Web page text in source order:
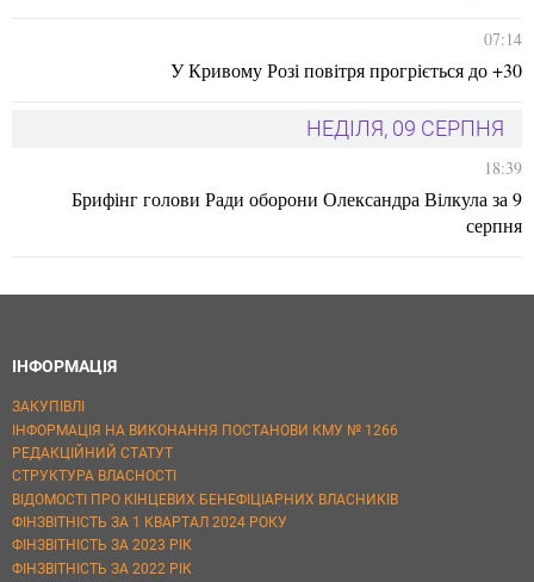
07:14
У Кривому Розі повітря прогріється до +30
НЕДІЛЯ, 09 СЕРПНЯ
18:39
Брифінг голови Ради оборони Олександра Вілкула за 9
серпня
ІНФОРМАЦІЯ
ЗАКУПІВЛІ
ІНФОРМАЦІЯ НА ВИКОНАННЯ ПОСТАНОВИ КМУ № 1266
РЕДАКЦІЙНИЙ СТАТУТ
СТРУКТУРА ВЛАСНОСТІ
ВІДОМОСТІ ПРО КІНЦЕВИХ БЕНЕФІЦІАРНИХ ВЛАСНИКІВ
ФІНЗВІТНІСТЬ ЗА 1 КВАРТАЛ 2024 РОКУ
ФІНЗВІТНІСТЬ ЗА 2023 РІК
ФІНЗВІТНІСТЬ ЗА 2022 РІК